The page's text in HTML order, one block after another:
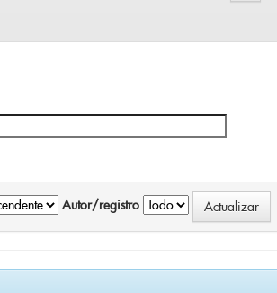
Autor/registro